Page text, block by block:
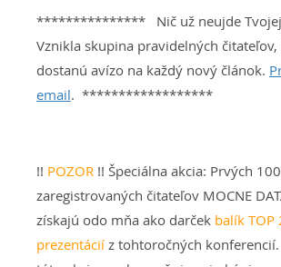
*************** Nič už neujde Tvojej
Vznikla skupina pravidelných
dostanú avízo na každý nový článok.
email. ******************
!! POZOR !! Špeciálna akcia: Prvých 100
zaregistrovaných čitateľov MOCNE
získajú odo mňa ako darček balík TOP
prezentácií z tohtoročných konferencií.